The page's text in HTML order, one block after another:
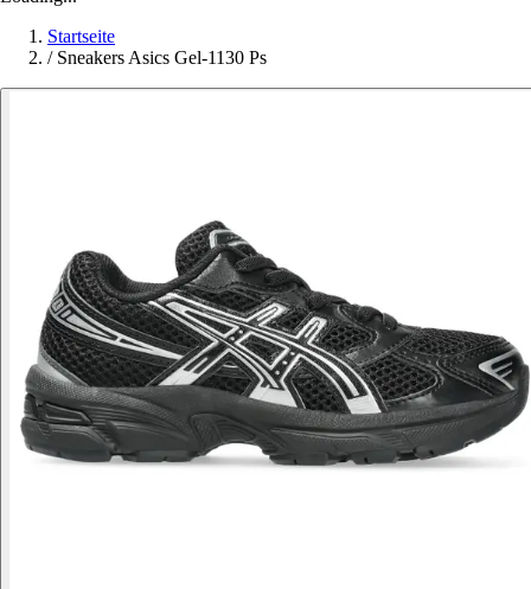
Startseite
/ Sneakers Asics Gel-1130 Ps